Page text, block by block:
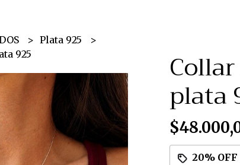
Plata 925
925
plata
20% OFF